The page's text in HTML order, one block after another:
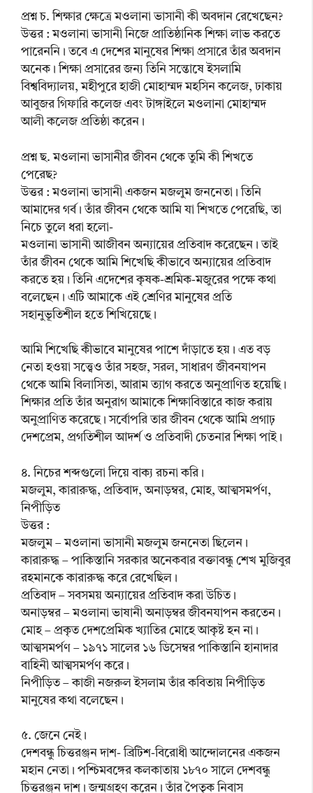
প্রশ্ন চ. শিক্ষার ক্ষেত্রে মওলানা ভাসানী কী অবদান রেখেছেন?
উত্তর : মওলানা ভাসানী নিজে প্রাতিষ্ঠানিক শিক্ষা লাভ করতে
পারেননি। তবে এ দেশের মানুষের শিক্ষা প্রসারে তাঁর অবদান
অনেক। শিক্ষা প্রসারের জন্য তিনি সন্তোষে ইসলামি
বিশ্ববিদ্যালয়, মহীপুরে হাজী মোহাম্মদ মহসিন কলেজ, ঢাকায়
আবুজর গিফারি কলেজ এবং টাঙ্গাইলে মওলানা মোহাম্মদ
আলী কলেজ প্রতিষ্ঠা করেন।
প্রশ্ন ছ. মওলানা ভাসানীর জীবন থেকে তুমি কী শিখতে
পেরেছ?
উত্তর : মওলানা ভাসানী একজন মজলুম জননেতা। তিনি
আমাদের গর্ব। তাঁর জীবন থেকে আমি যা শিখতে পেরেছি, তা
নিচে তুলে ধরা হলো-
মওলানা ভাসানী আজীবন অন্যায়ের প্রতিবাদ করেছেন। তাই
তাঁর জীবন থেকে আমি শিখেছি কীভাবে অন্যায়ের প্রতিবাদ
করতে হয়। তিনি এদেশের কৃষক-শ্রমিক-মজুরের পক্ষে কথা
বলেছেন। এটি আমাকে এই শ্রেণির মানুষের প্রতি
সহানুভূতিশীল হতে শিখিয়েছে।
আমি শিখেছি কীভাবে মানুষের পাশে দাঁড়াতে হয়। এত বড়
নেতা হওয়া সত্ত্বেও তাঁর সহজ, সরল, সাধারণ জীবনযাপন
থেকে আমি বিলাসিতা, আরাম ত্যাগ করতে অনুপ্রাণিত হয়েছি।
শিক্ষার প্রতি তাঁর অনুরাগ আমাকে শিক্ষাবিস্তারে কাজ করায়
অনুপ্রাণিত করেছে। সর্বোপরি তার জীবন থেকে আমি প্রগাঢ়
দেশপ্রেম, প্রগতিশীল আদর্শ ও প্রতিবাদী চেতনার শিক্ষা পাই।
৪. নিচের শব্দগুলো দিয়ে বাক্য রচনা করি।
মজলুম, কারারুদ্ধ, প্রতিবাদ, অনাড়ম্বর, মোহ, আত্মসমর্পণ,
নিপীড়িত
উত্তর :
মজলুম – মওলানা ভাসানী মজলুম জননেতা ছিলেন।
কারারুদ্ধ – পাকিস্তানি সরকার অনেকবার বক্তাবন্ধু শেখ মুজিবুর
রহমানকে কারারুদ্ধ করে রেখেছিল।
প্রতিবাদ – সবসময় অন্যায়ের প্রতিবাদ করা উচিত।
অনাড়ম্বর – মওলানা ভাষানী অনাড়ম্বর জীবনযাপন করতেন।
মোহ – প্রকৃত দেশপ্রেমিক খ্যাতির মোহে আকৃষ্ট হন না।
আত্মসমর্পণ – ১৯৭১ সালের ১৬ ডিসেম্বর পাকিস্তানি হানাদার
বাহিনী আত্মসমর্পণ করে।
নিপীড়িত – কাজী নজরুল ইসলাম তাঁর কবিতায় নিপীড়িত
মানুষের কথা বলেছেন।
৫. জেনে নেই।
দেশবন্ধু চিত্তরঞ্জন দাশ- ব্রিটিশ-বিরোধী আন্দোলনের একজন
মহান নেতা। পশ্চিমবঙ্গের কলকাতায় ১৮৭০ সালে দেশবন্ধু
চিত্তরঞ্জন দাশ। জন্মগ্রহণ করেন। তাঁর পৈতৃক নিবাস